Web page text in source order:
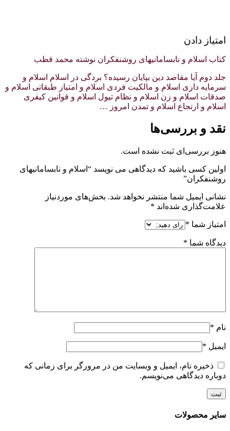
امتیاز دادن
کتاب اسلام و نابسامانیهای روشنفکران نوشته محمد قطب
جلد دوم آیا مقاصد دین بپایان رسیده؟ بردگی در اسلام اسلام و
سرمایه داری اسلام و مالکیت فردی اسلام و امتیاز طبقاتی اسلام و
صدقات اسلام و زن اسلام و نظام تیول اسلام و قوانین کیفری
اسلام و ارتجاع اسلام و تمدن امروز …
نقد و بررسی‌ها
هنوز بررسی‌ای ثبت نشده است.
اولین کسی باشید که دیدگاهی می نویسد “اسلام و نابسامانیهای
روشنفکران”
نشانی ایمیل شما منتشر نخواهد شد. بخش‌های موردنیاز
علامت‌گذاری شده‌اند *
امتیاز شما *
دیدگاه شما *
نام *
ایمیل *
ذخیره نام، ایمیل و وبسایت من در مرورگر برای زمانی که
دوباره دیدگاهی می‌نویسم.
سایر محصولات